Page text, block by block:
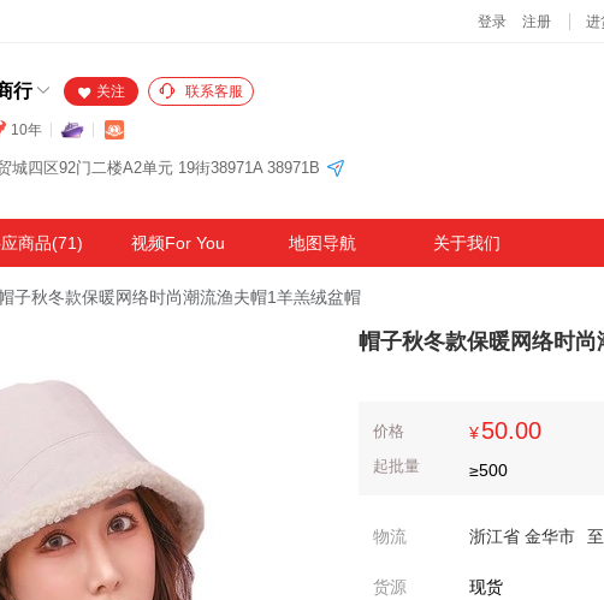
行
10年
关注 联系客服
城四区92门二楼A2单元 19街38971A 38971B
商品(71) 视频For You 地图导航 关于我们
子秋冬款保暖网络时尚潮流渔夫帽1羊羔绒盆帽
帽子秋冬款保暖网络时
价格
起批量
¥50.00
≥500
物流 浙江省 金华市 至
货源 现货